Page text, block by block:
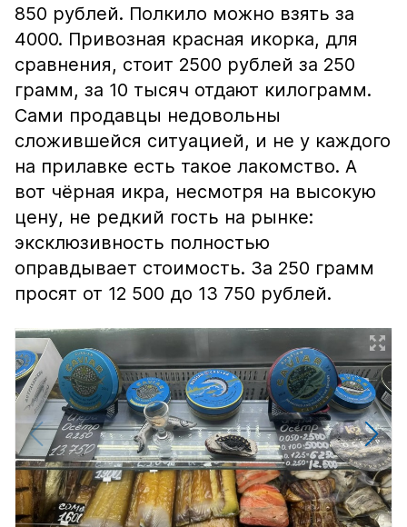
850 рублей. Полкило можно взять за
4000. Привозная красная икорка, для
сравнения, стоит 2500 рублей за 250
грамм, за 10 тысяч отдают килограмм.
Сами продавцы недовольны
сложившейся ситуацией, и не у каждого
на прилавке есть такое лакомство. А
вот чёрная икра, несмотря на высокую
цену, не редкий гость на рынке:
эксклюзивность полностью
оправдывает стоимость. За 250 грамм
просят от 12 500 до 13 750 рублей.